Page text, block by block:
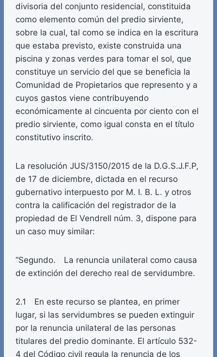
divisoria del conjunto residencial, constituida
como elemento común del predio sirviente,
sobre la cual, tal como se indica en la escritura
que estaba previsto, existe construida una
piscina y zonas verdes para tomar el sol, que
constituye un servicio del que se beneficia la
Comunidad de Propietarios que represento y a
cuyos gastos viene contribuyendo
económicamente al cincuenta por ciento con el
predio sirviente, como igual consta en el título
constitutivo inscrito.
La resolución JUS/3150/2015 de la D.G.S.J.F.P,
de 17 de diciembre, dictada en el recurso
gubernativo interpuesto por M. I. B. L. y otros
contra la calificación del registrador de la
propiedad de El Vendrell núm. 3, dispone para
un caso muy similar:
“Segundo. La renuncia unilateral como causa
de extinción del derecho real de servidumbre.
2.1 En este recurso se plantea, en primer
lugar, si las servidumbres se pueden extinguir
por la renuncia unilateral de las personas
titulares del predio dominante. El artículo 532-
4 del Código civil regula la renuncia de los